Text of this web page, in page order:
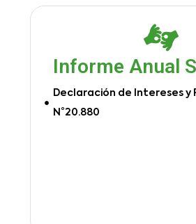
Informe Anual
Declaración de Intereses y
N°20.880